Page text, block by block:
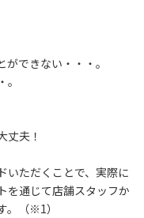
できない・・・。
丈夫！
いただくことで、実際に
を通じて店舗スタッフか
。（※1）